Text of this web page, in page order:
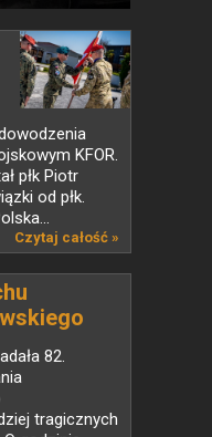
KFOR.
płk Piotr
od płk.
Czytaj całość »
82.
tragicznych